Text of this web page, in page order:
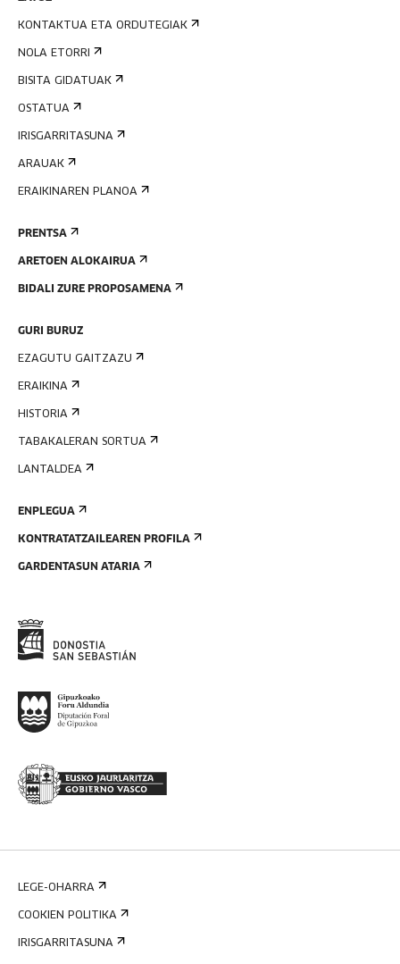
KONTAKTUA ETA ORDUTEGIAK
NOLA ETORRI
BISITA GIDATUAK
OSTATUA
IRISGARRITASUNA
ARAUAK
ERAIKINAREN PLANOA
PRENTSA
ARETOEN ALOKAIRUA
BIDALI ZURE PROPOSAMENA
GURI BURUZ
EZAGUTU GAITZAZU
ERAIKINA
HISTORIA
TABAKALERAN SORTUA
LANTALDEA
ENPLEGUA
KONTRATATZAILEAREN PROFILA
GARDENTASUN ATARIA
LEGE-OHARRA
COOKIEN POLITIKA
IRISGARRITASUNA